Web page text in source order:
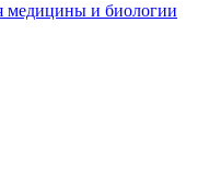
медицины и биологии